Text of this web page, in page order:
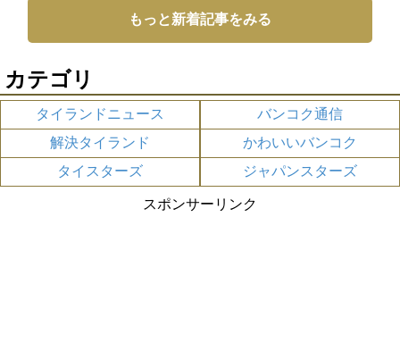
もっと新着記事をみる
カテゴリ
タイランドニュース
バンコク通信
解決タイランド
かわいいバンコク
タイスターズ
ジャパンスターズ
スポンサーリンク